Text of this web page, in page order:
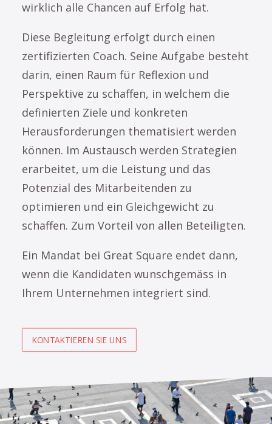
wirklich alle Chancen auf Erfolg hat.
Diese Begleitung erfolgt durch einen
zertifizierten Coach. Seine Aufgabe besteht
darin, einen Raum für Reflexion und
Perspektive zu schaffen, in welchem die
definierten Ziele und konkreten
Herausforderungen thematisiert werden
können. Im Austausch werden Strategien
erarbeitet, um die Leistung und das
Potenzial des Mitarbeitenden zu
optimieren und ein Gleichgewicht zu
schaffen. Zum Vorteil von allen Beteiligten.
Ein Mandat bei Great Square endet dann,
wenn die Kandidaten wunschgemäss in
Ihrem Unternehmen integriert sind.
KONTAKTIEREN SIE UNS